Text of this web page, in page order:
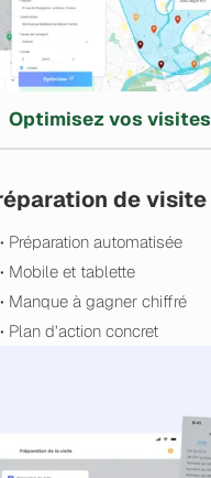
de visite
• Préparation automatisée
• Mobile et tablette
• Manque à gagner chiffré
• Plan d’action concret
Optimisez vos visites